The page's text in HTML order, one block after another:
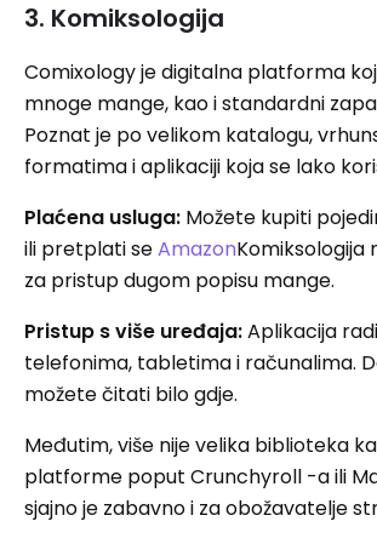
3. Komiksologija
Comixology je digitalna platforma
mnoge mange, kao i standardni
Poznat je po velikom katalogu,
formatima i aplikaciji koja se lako
Plaćena usluga: Možete kupiti
ili pretplati seAmazonKomiksologija
za pristup dugom popisu mange.
Pristup s više uređaja:Aplikacija
telefonima, tabletima i računalima.
možete čitati bilo gdje.
Međutim, više nije velika biblioteka
platforme poput Crunchyroll -a ili
sjajno je zabavno i za obožavatelje